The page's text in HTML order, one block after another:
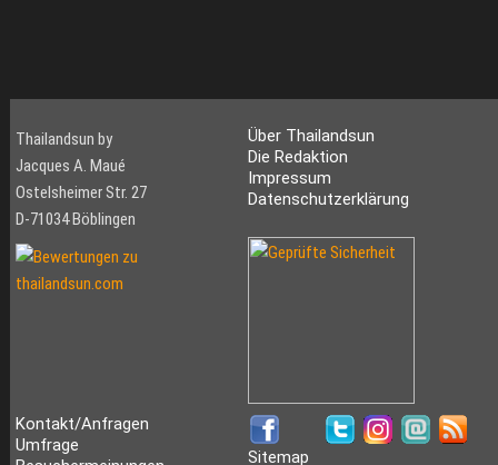
Thailandsun by
Jacques A. Maué
Ostelsheimer Str. 27
D-71034 Böblingen
Über Thailandsun
Die Redaktion
Impressum
Datenschutzerklärung
Kontakt/Anfragen
Umfrage
Sitemap